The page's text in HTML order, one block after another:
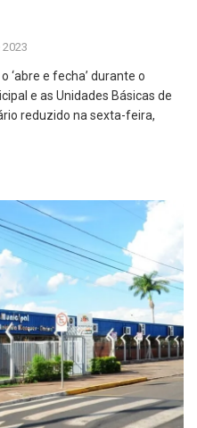
‘abre e fecha’ durante o
e as Unidades Básicas de
reduzido na sexta-feira,